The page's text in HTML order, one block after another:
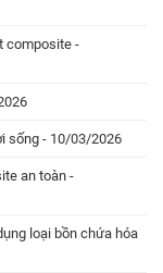
composite -
sống - 10/03/2026
an toàn -
loại bồn chứa hóa